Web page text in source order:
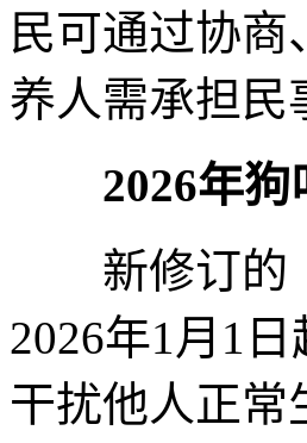
民可通过协
养人需承担民
2026年狗
新修订的
2026年1月1
干扰他人正常